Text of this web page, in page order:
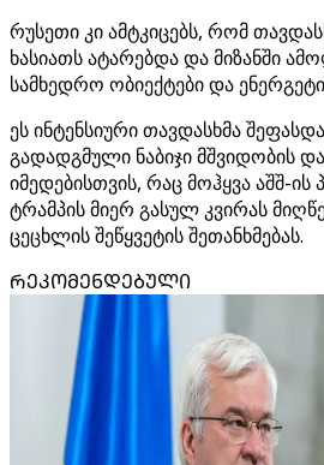
რუსეთი კი ამტკიცებს, რომ
ხასიათს ატარებდა და მიზანში
სამხედრო ობიექტები და
ეს ინტენსიური თავდასხმა
გადადგმული ნაბიჯი მშვიდობის
იმედებისთვის, რაც მოჰყვა აშშ-
ტრამპის მიერ გასულ კვირას
ცეცხლის შეწყვეტის შეთანხმებას.
ᲠᲔᲙᲝᲛᲔᲜᲓᲔᲑᲣᲚᲘ